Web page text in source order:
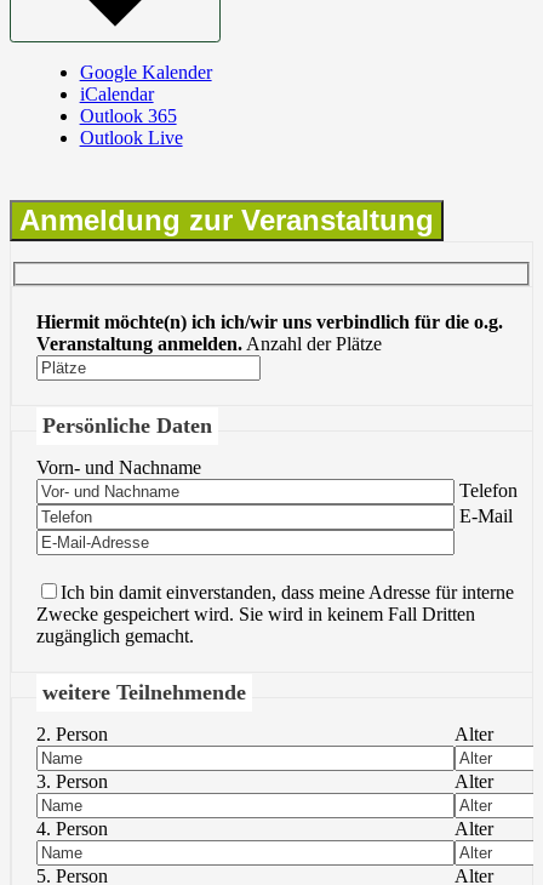
Google Kalender
iCalendar
Outlook 365
Outlook Live
Anmeldung zur Veranstaltung
Hiermit möchte(n) ich ich/wir uns verbindlich für die o.g.
Veranstaltung anmelden. Anzahl der Plätze
Persönliche Daten
Vorn- und Nachname
Bitte lasse
Telefon
Bitte lasse
E-Mail
Ich bin damit einverstanden, dass meine Adresse für interne
Zwecke gespeichert wird. Sie wird in keinem Fall Dritten
zugänglich gemacht.
weitere Teilnehmende
2. Person Alter
3. Person Alter
4. Person Alter
5. Person Alter